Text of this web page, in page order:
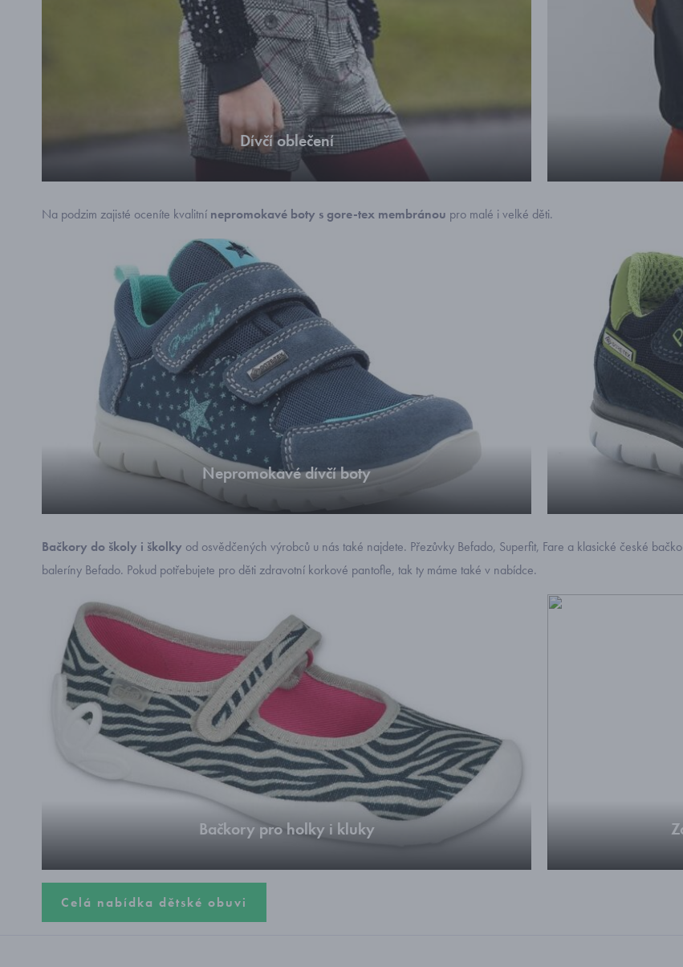
Dívčí oblečení
Na podzim zajisté oceníte kvalitní nepromokavé boty s gore-tex membránou pro malé i velké děti.
Nepromokavé dívčí boty
Dívčí boty s gore-tex membránou
Bačkory do školy i školky od osvědčených výrobců u nás také najdete. Přezůvky Befado, Superfit, Fare a klasické české
baleríny Befado. Pokud potřebujete pro děti zdravotní korkové pantofle, tak ty máme také v nabídce.
Bačkory pro holky i kluky
Celá nabídka dětské obuvi